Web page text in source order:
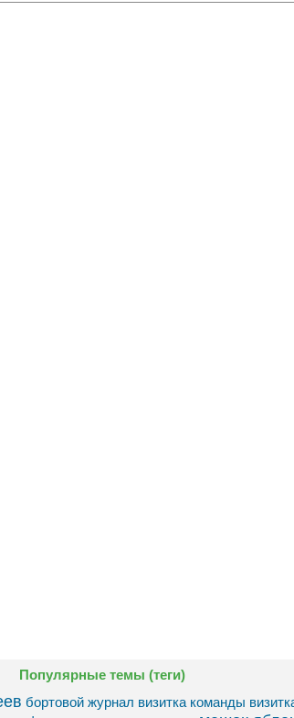
Популярные темы (теги)
бортовой журнал визитка команды